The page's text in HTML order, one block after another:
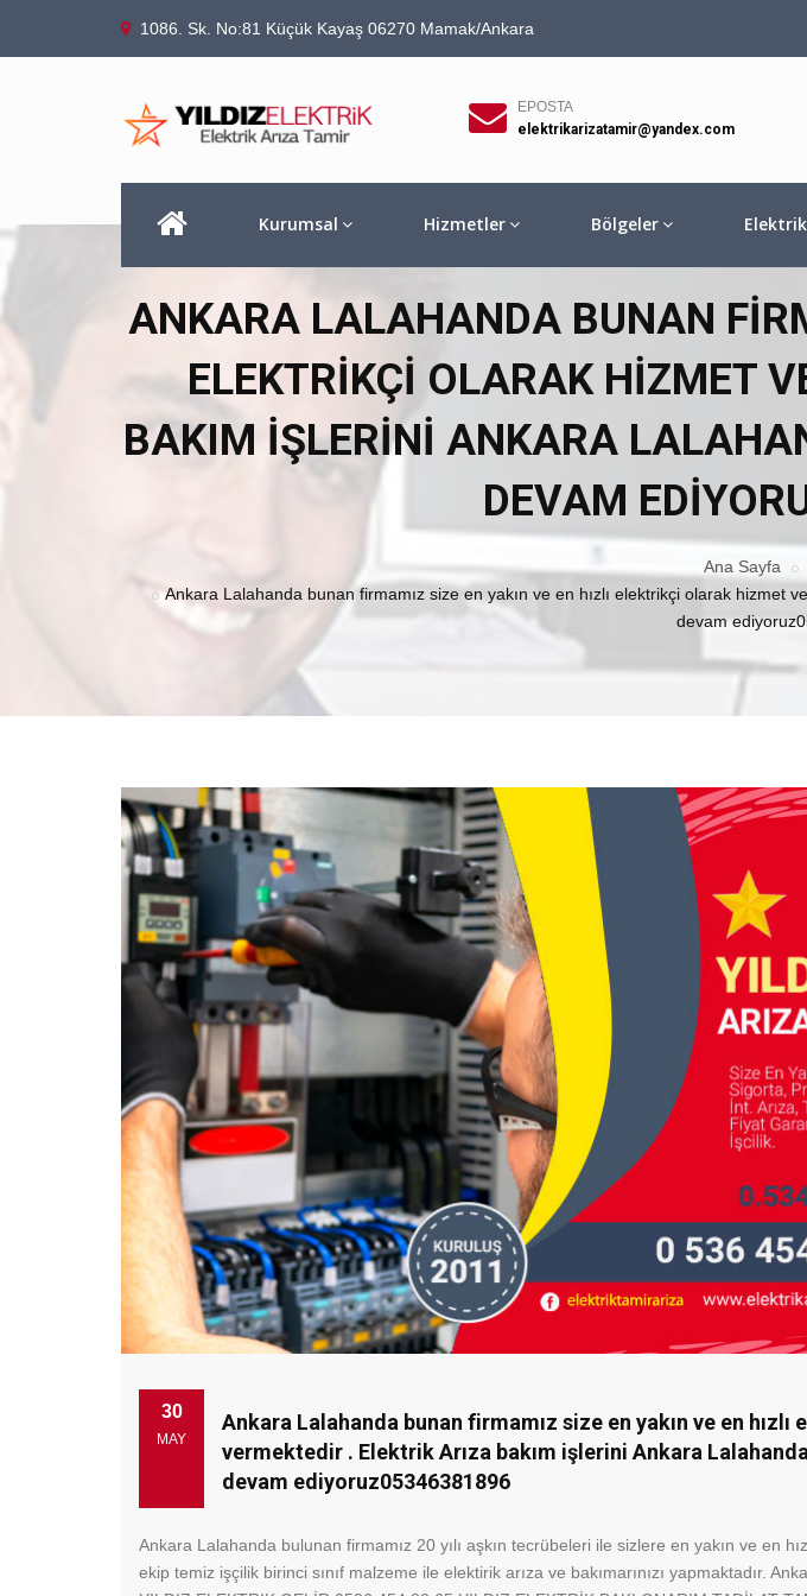
1086. Sk. No:81 Küçük Kayaş 06270 Mamak/Ankara
EPOSTA
elektrikarizatamir@yandex.com
Kurumsal Hizmetler Bölgeler
ANKARA LALAHANDA BUNAN
ELEKTRIKÇI OLARAK HIZMET
BAKIM IŞLERINI ANKARA
DEVAM
Ana Sayfa
Ankara Lalahanda bunan firmamız size en yakın ve en hızlı elektrikçi olarak hizmet
devam
30
MAY
Ankara Lalahanda bunan firmamız size en yakın ve en
vermektedir . Elektrik Arıza bakım işlerini Ankara
devam ediyoruz05346381896
Ankara Lalahanda bulunan firmamız 20 yılı aşkın tecrübeleri ile sizlere en yakın ve en
ekip temiz işçilik birinci sınıf malzeme ile elektirik arıza ve bakımarınızı yapmaktadır.